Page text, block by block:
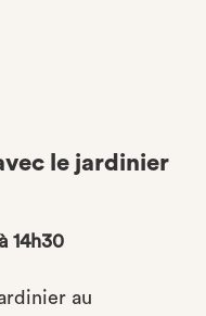
le jardinier
14h30
au